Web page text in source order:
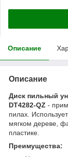
Описание
Описание
Диск пильный
DT4282-QZ -
пилах.
мягком дереве,
пластике.
Преимущества: